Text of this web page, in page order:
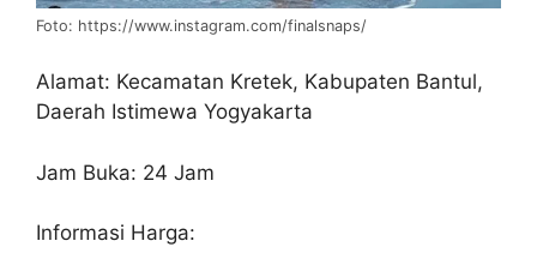
Foto: https://www.instagram.com/finalsnaps/
Alamat: Kecamatan Kretek, Kabupaten Bantul,
Daerah Istimewa Yogyakarta
Jam Buka: 24 Jam
Informasi Harga: